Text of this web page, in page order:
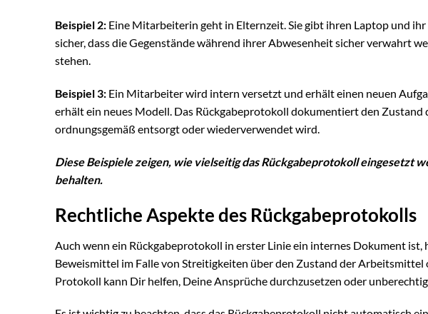
Beispiel 2: Eine Mitarbeiterin geht in Elternzeit. Sie gibt ihren Laptop und
sicher, dass die Gegenstände während ihrer Abwesenheit sicher verwahrt
stehen.
Beispiel 3: Ein Mitarbeiter wird intern versetzt und erhält einen neuen
erhält ein neues Modell. Das Rückgabeprotokoll dokumentiert den Zustand
ordnungsgemäß entsorgt oder wiederverwendet wird.
Diese Beispiele zeigen, wie vielseitig das Rückgabeprotokoll eingesetzt
behalten.
Rechtliche Aspekte des Rückgabeprotokolls
Auch wenn ein Rückgabeprotokoll in erster Linie ein internes Dokument ist,
Beweismittel im Falle von Streitigkeiten über den Zustand der
Protokoll kann Dir helfen, Deine Ansprüche durchzusetzen oder